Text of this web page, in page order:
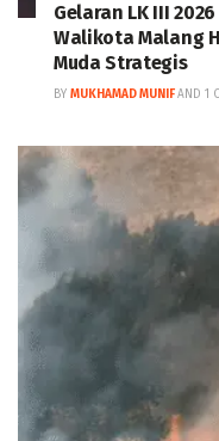
Gelaran LK III
Walikota Malang
Muda Strategis
BY MUKHAMAD MUNIF AND 1